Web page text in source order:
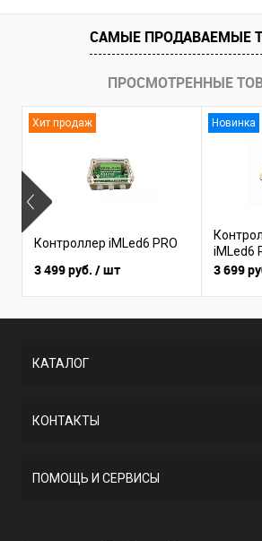
САМЫЕ ПРОДАВАЕМЫЕ
ПРОСМОТРЕННЫЕ
Хит продаж
Контроллер iMLed6 PRO
3 499 руб. / шт
Новинка
iMLed6
3 699
КАТАЛОГ
КОНТАКТЫ
ПОМОЩЬ И СЕРВИСЫ